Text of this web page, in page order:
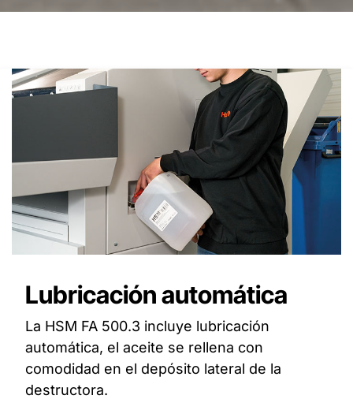
Lubricación automática
La HSM FA 500.3 incluye lubricación
automática, el aceite se rellena con
comodidad en el depósito lateral de la
destructora.